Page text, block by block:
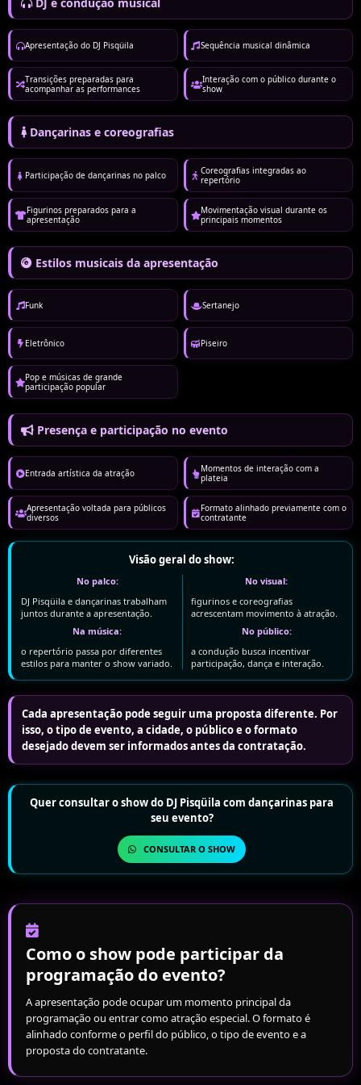
Apresentação do DJ Pisqüila Sequência musical dinâmica
Transições preparadas para
acompanhar as performances
Interação com o público durante o
show
Dançarinas e coreografias
Participação de dançarinas no palco
Coreografias integradas ao
repertório
Figurinos preparados para a
apresentação
Movimentação visual durante os
principais momentos
Estilos musicais da apresentação
Funk Sertanejo
Eletrônico Piseiro
Pop e músicas de grande
participação popular
Presença e participação no evento
Entrada artística da atração
Momentos de interação com a
plateia
Apresentação voltada para públicos
diversos
Formato alinhado previamente com o
contratante
Visão geral do show:
No palco:
DJ Pisqüila e dançarinas trabalham
juntos durante a apresentação.
Na música:
o repertório passa por diferentes
estilos para manter o show variado.
No visual:
figurinos e coreografias
acrescentam movimento à atração.
No público:
a condução busca incentivar
participação, dança e interação.
Cada apresentação pode seguir uma proposta diferente. Por
isso, o tipo de evento, a cidade, o público e o formato
desejado devem ser informados antes da contratação.
Quer consultar o show do DJ Pisqüila com dançarinas para
seu evento?
CONSULTAR O SHOW
Como o show pode participar da
programação do evento?
A apresentação pode ocupar um momento principal da
programação ou entrar como atração especial. O formato é
alinhado conforme o perfil do público, o tipo de evento e a
proposta do contratante.